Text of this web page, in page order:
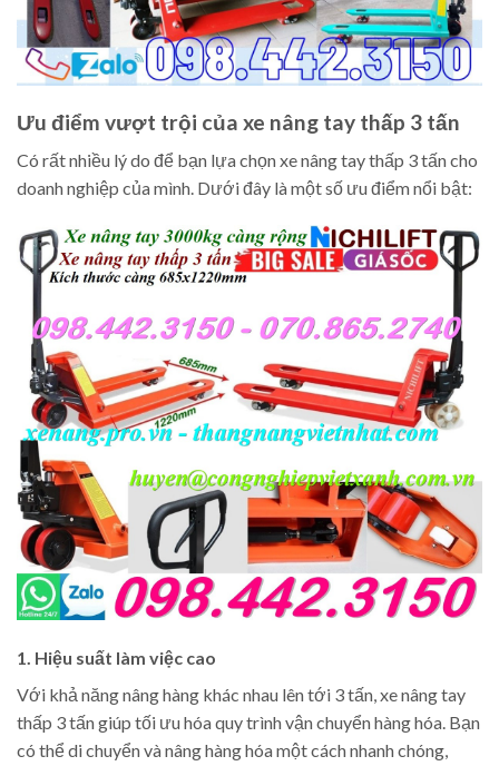
Ưu điểm vượt trội của xe nâng tay thấp 3 tấn
Có rất nhiều lý do để bạn lựa chọn xe nâng tay thấp 3 tấn cho
doanh nghiệp của mình. Dưới đây là một số ưu điểm nổi bật:
1. Hiệu suất làm việc cao
Với khả năng nâng hàng khác nhau lên tới 3 tấn, xe nâng tay
thấp 3 tấn giúp tối ưu hóa quy trình vận chuyển hàng hóa. Bạn
có thể di chuyển và nâng hàng hóa một cách nhanh chóng,